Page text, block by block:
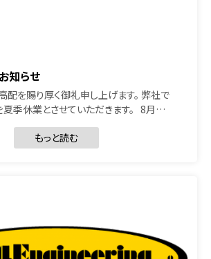
知らせ
配を賜り厚く御礼申し上げます。 弊社で
夏季休業とさせていただきます。 8月…
もっと読む